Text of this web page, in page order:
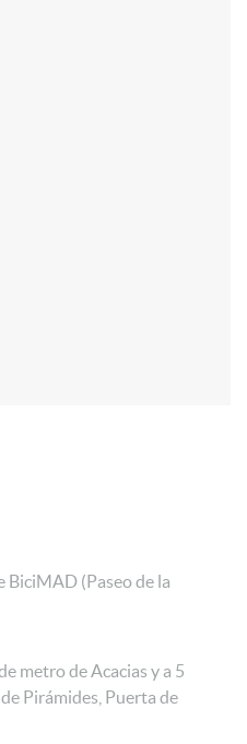
BiciMAD (Paseo de la
metro de Acacias y a 5
Pirámides, Puerta de